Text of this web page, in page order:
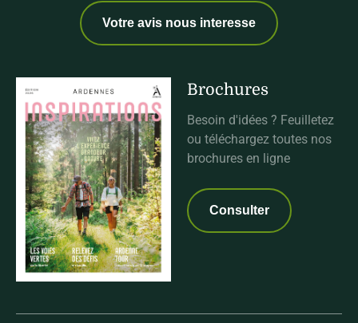
Votre avis nous interesse
Brochures
Besoin d'idées ? Feuilletez
ou téléchargez toutes nos
brochures en ligne
Consulter